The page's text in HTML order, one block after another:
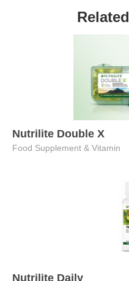
Nutrilite Double X
Food Supplement & Vitamin
Nutrilite Daily